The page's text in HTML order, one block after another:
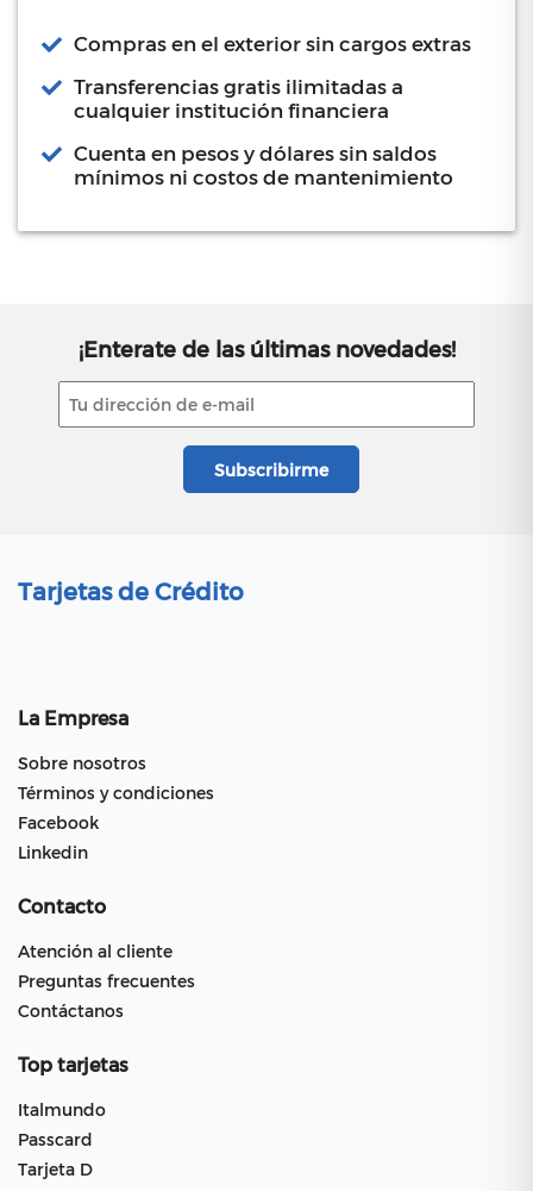
Compras en el exterior sin cargos extras
Transferencias gratis ilimitadas a
cualquier institución financiera
Cuenta en pesos y dólares sin saldos
mínimos ni costos de mantenimiento
¡Enterate de las últimas novedades!
Tarjetas de Crédito
La Empresa
Sobre nosotros
Términos y condiciones
Facebook
Linkedin
Contacto
Atención al cliente
Preguntas frecuentes
Contáctanos
Top tarjetas
Italmundo
Passcard
Tarjeta D